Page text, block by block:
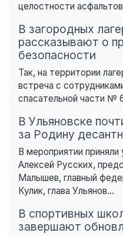
целостности
В загородных
рассказывают о
безопасности
Так, на территории
встреча с
спасательной части №
В Ульяновске
за Родину
В мероприятии
Алексей Русских,
Малышев, главный
Кулик, глава Ульянов...
В спортивных
завершают